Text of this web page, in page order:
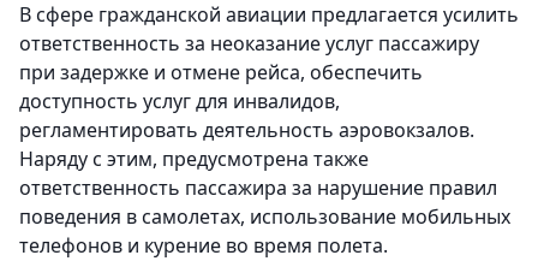
В сфере гражданской авиации предлагается усилить
ответственность за неоказание услуг пассажиру
при задержке и отмене рейса, обеспечить
доступность услуг для инвалидов,
регламентировать деятельность аэровокзалов.
Наряду с этим, предусмотрена также
ответственность пассажира за нарушение правил
поведения в самолетах, использование мобильных
телефонов и курение во время полета.